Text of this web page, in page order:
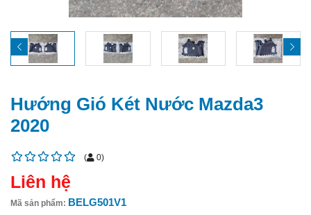
Hướng Gió Két Nước Mazda3
2020
( 0)
Liên hệ
Mã sản phẩm: BELG501V1